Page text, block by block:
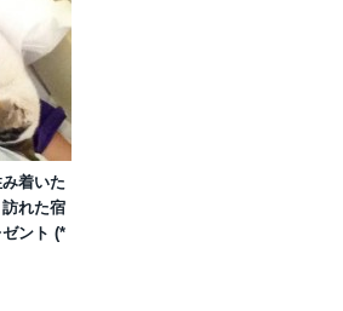
着いた
れた宿
ント (*